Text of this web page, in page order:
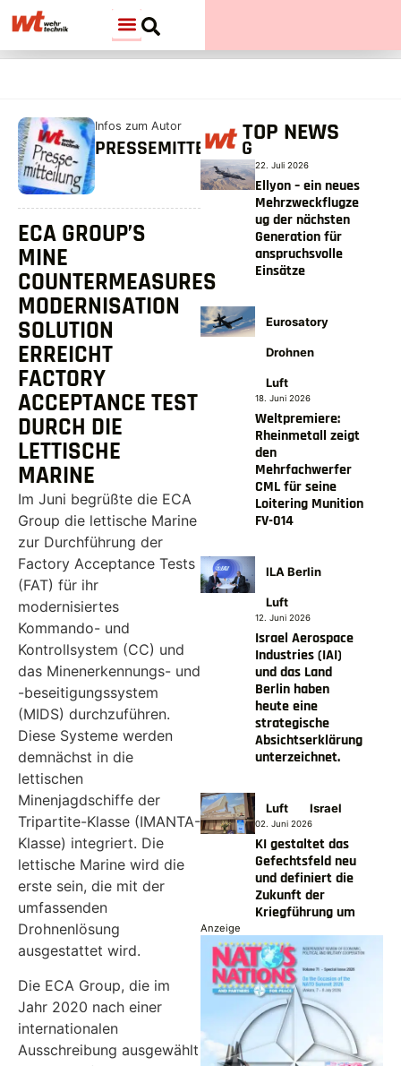
Infos zum Autor
PRESSEMITTEILUNG
ECA GROUP’S
MINE
COUNTERMEASURES
MODERNISATION
SOLUTION
ERREICHT
FACTORY
ACCEPTANCE TEST
DURCH DIE
LETTISCHE
MARINE
Im Juni begrüßte die ECA
Group die lettische Marine
zur Durchführung der
Factory Acceptance Tests
(FAT) für ihr
modernisiertes
Kommando- und
Kontrollsystem (CC) und
das Minenerkennungs- und
-beseitigungssystem
(MIDS) durchzuführen.
Diese Systeme werden
demnächst in die
lettischen
Minenjagdschiffe der
Tripartite-Klasse (IMANTA-
Klasse) integriert. Die
lettische Marine wird die
erste sein, die mit der
umfassenden
Drohnenlösung
ausgestattet wird.
Die ECA Group, die im
Jahr 2020 nach einer
internationalen
Ausschreibung ausgewählt
TOP NEWS
22. Juli 2026
Ellyon – ein neues
Mehrzweckflugze
ug der nächsten
Generation für
anspruchsvolle
Einsätze
Eurosatory
Drohnen
Luft
18. Juni 2026
Weltpremiere:
Rheinmetall zeigt
den
Mehrfachwerfer
CML für seine
Loitering Munition
FV-014
ILA Berlin
Luft
12. Juni 2026
Israel Aerospace
Industries (IAI)
und das Land
Berlin haben
heute eine
strategische
Absichtserklärung
unterzeichnet.
Luft Israel
02. Juni 2026
KI gestaltet das
Gefechtsfeld neu
und definiert die
Zukunft der
Kriegführung um
Anzeige